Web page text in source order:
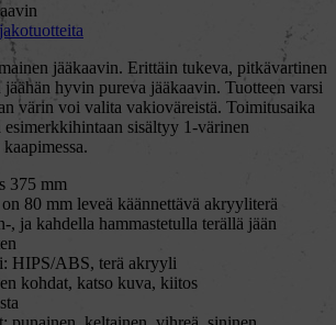
jääkaavin. Erittäin tukeva, pitkävartinen
jäähän hyvin pureva jääkaavin. Tuotteen varsi
värin voi valita vakioväreistä. Toimitusaika
sisältyy 1-värinen
375 mm
on 80 mm leveä käännettävä akryyliterä
, ja kahdella hammastetulla terällä jään
HIPS/ABS, terä akryyli
kohdat, katso kuva, kiitos